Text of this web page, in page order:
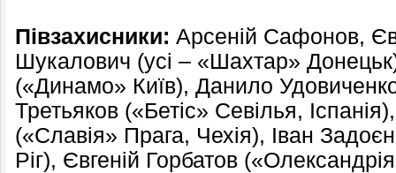
Півзахисники: Арсеній Сафонов,
Шукалович (усі – «Шахтар»
(«Динамо» Київ), Данило
Третьяков («Бетіс» Севілья,
(«Славія» Прага, Чехія), Іван
Ріг), Євгеній Горбатов